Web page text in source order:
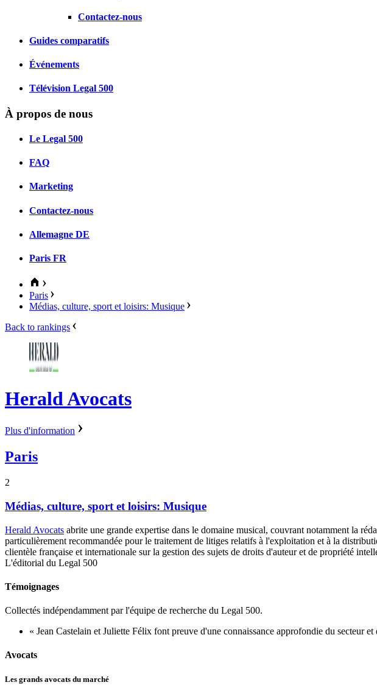
Contactez-nous
Guides comparatifs
Événements
Télévision Legal 500
À propos de nous
Le Legal 500
FAQ
Marketing
Contactez-nous
Allemagne DE
Paris FR
Paris
Médias, culture, sport et loisirs: Musique
Back to rankings
Herald Avocats
Plus d'information
Paris
2
Médias, culture, sport et loisirs: Musique
Herald Avocats abrite une grande expertise dans le domaine musical, couvrant notamment la
particulièrement recommandée pour le traitement de litiges relatifs à l'exploitation et à la
clientèle française et internationale sur la gestion des sujets de droits d'auteur et de propriété
L'éditorial du Legal 500
Témoignages
Collectés indépendamment par l'équipe de recherche du Legal 500.
« Jean Castelain et Juliette Félix font preuve d'une connaissance approfondie du secteur
Avocats
Les grands avocats du marché